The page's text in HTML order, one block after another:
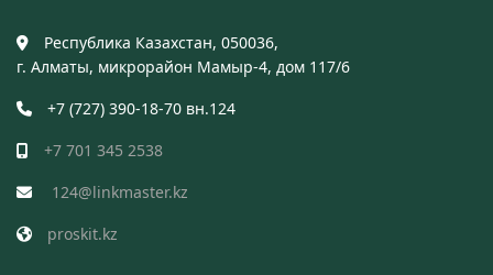
Республика Казахстан, 050036,
г. Алматы, микрорайон Мамыр-4, дом 117/6
+7 (727) 390-18-70 вн.124
+7 701 345 2538
124@linkmaster.kz
proskit.kz